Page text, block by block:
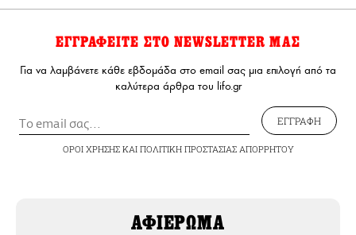
ΕΓΓΡΑΦΕΙΤΕ ΣΤΟ NEWSLETTER ΜΑΣ
Για να λαμβάνετε κάθε εβδομάδα στο email σας μια επιλογή από τα
καλύτερα άρθρα του lifo.gr
ΕΓΓΡΑΦΗ
ΟΡΟΙ ΧΡΗΣΗΣΚΑΙ ΠΟΛΙΤΙΚΗ ΠΡΟΣΤΑΣΙΑΣ ΑΠΟΡΡΗΤΟΥ
ΑΦΙΕΡΩΜΑ